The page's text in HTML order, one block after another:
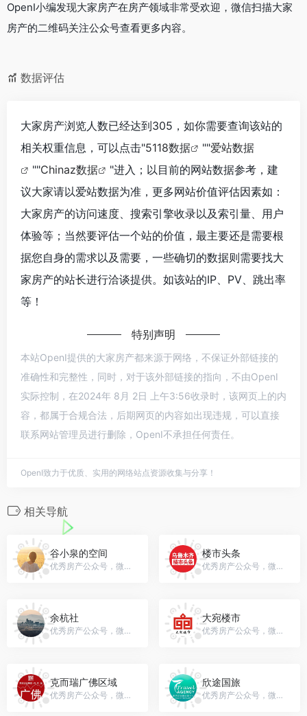
OpenI小编发现大家房产在房产领域非常受欢迎，微信扫描大家
房产的二维码关注公众号查看更多内容。
数据评估
大家房产浏览人数已经达到305，如你需要查询该站的
相关权重信息，可以点击"5118数据 ""爱站数据
""Chinaz数据
"进入；以目前的网站数据参考，建
议大家请以爱站数据为准，更多网站价值评估因素如：
大家房产的访问速度、搜索引擎收录以及索引量、用户
体验等；当然要评估一个站的价值，最主要还是需要根
据您自身的需求以及需要，一些确切的数据则需要找大
家房产的站长进行洽谈提供。如该站的IP、PV、跳出率
等！
特别声明
本站OpenI提供的大家房产都来源于网络，不保证外部链接的
准确性和完整性，同时，对于该外部链接的指向，不由OpenI
实际控制，在2024年 8月 2日 上午3:56收录时，该网页上的内
容，都属于合规合法，后期网页的内容如出现违规，可以直接
联系网站管理员进行删除，OpenI不承担任何责任。
OpenI致力于优质、实用的网络站点资源收集与分享！
相关导航
谷小泉的空间
优秀房产公众号，微信号：gh_93fc94630ed2
楼市头条
优秀房产公众号，微信号：wlmqfcw
余杭社
优秀房产公众号，微信号：tianmu345
大宛楼市
优秀房产公众号，微信号：dawanloushi
克而瑞广佛区域
优秀房产公众号，微信号：fangjia-gz
欣途国旅
优秀房产公众号，微信号：gh_50a13adec990